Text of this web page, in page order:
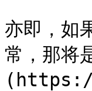
亦即，如
常，那将
(https://